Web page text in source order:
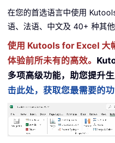
在您的首选语言中使用
语、法语、中文及 40+ 种其他
使用 Kutools for Excel 大
体验前所未有的高效。
多项高级功能，助您提升生
击此处，获取您最需要的